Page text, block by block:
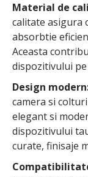
Material de
calitate asigura
absorbtie
Aceasta
dispozitivului
Design
camera si
elegant si
dispozitivului
curate, finisaje